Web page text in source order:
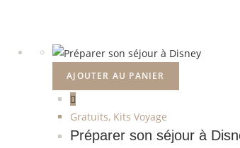
AJOUTER AU PANIER
Gratuits, Kits Voyage
Préparer son séjour à